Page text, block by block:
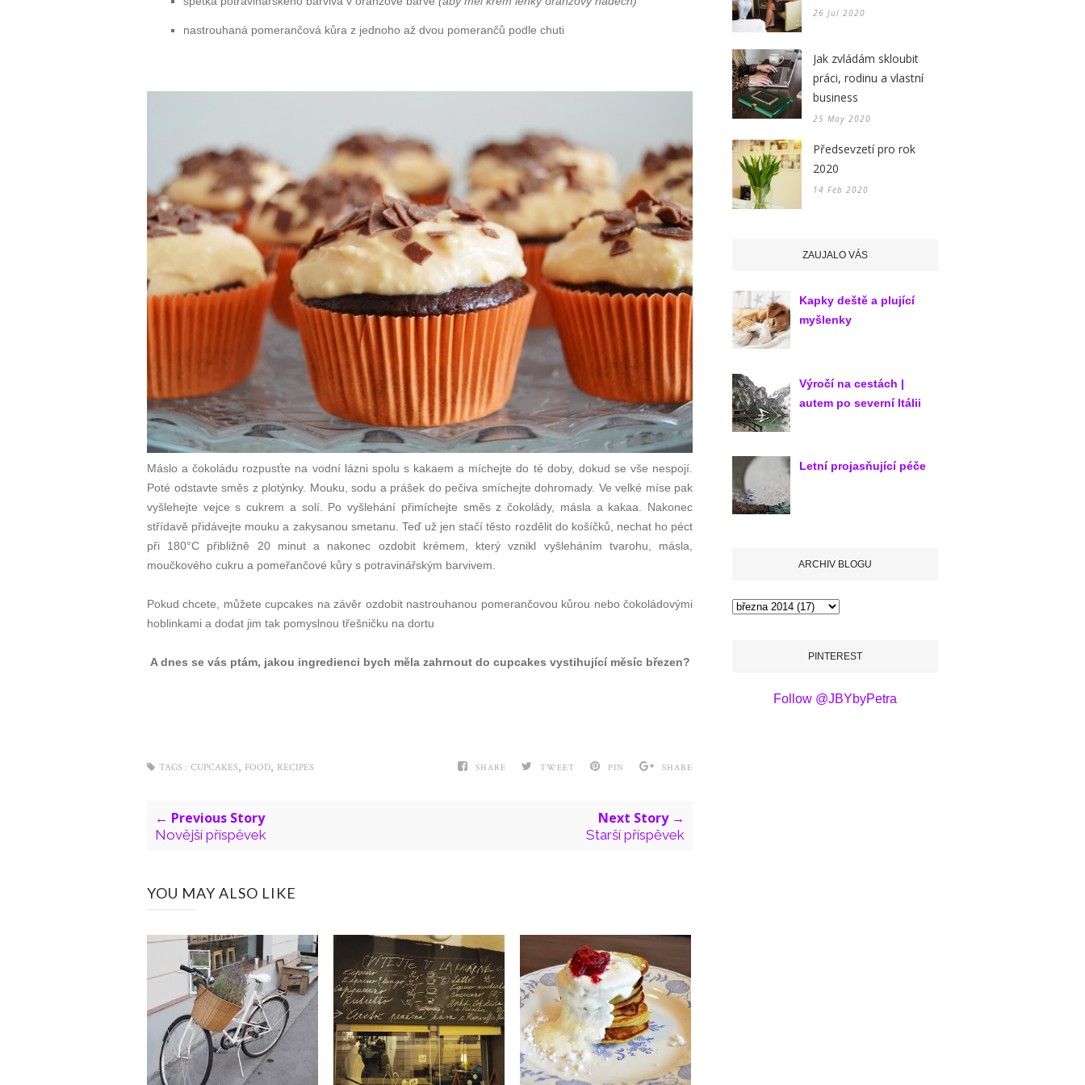
nastrouhaná pomerančová kůra z jednoho až dvou pomerančů podle chuti
Máslo a čokoládu rozpusťte na vodní lázni spolu s kakaem a míchejte do té doby, dokud se vše nespojí.
Poté odstavte směs z plotýnky. Mouku, sodu a prášek do pečiva smíchejte dohromady. Ve velké míse pak
vyšlehejte vejce s cukrem a solí. Po vyšlehání přimíchejte směs z čokolády, másla a kakaa. Nakonec
střídavě přidávejte mouku a zakysanou smetanu. Teď už jen stačí těsto rozdělit do košíčků, nechat ho péct
při 180°C přibližně 20 minut a nakonec ozdobit krémem, který vznikl vyšleháním tvarohu, másla,
moučkového cukru a pomeřančové kůry s potravinářským barvivem.
Pokud chcete, můžete cupcakes na závěr ozdobit nastrouhanou pomerančovou kůrou nebo čokoládovými
hoblinkami a dodat jim tak pomyslnou třešničku na dortu
A dnes se vás ptám, jakou ingredienci bych měla zahrnout do cupcakes vystihující měsíc březen?
SHARE TWEET PIN SHARE
TAGS : CUPCAKES, FOOD, RECIPES
← Previous Story
Novější příspěvek
Next Story →
Starší příspěvek
YOU MAY ALSO LIKE
26 Jul 2020
Jak zvládám skloubit
práci, rodinu a vlastní
business
25 May 2020
Předsevzetí pro rok
2020
14 Feb 2020
ZAUJALO VÁS
Kapky deště a plující
myšlenky
Výročí na cestách |
autem po severní Itálii
Letní projasňující péče
ARCHIV BLOGU
PINTEREST
Follow @JBYbyPetra